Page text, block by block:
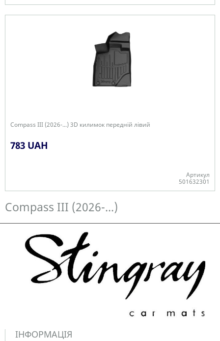
Compass III (2026-...) 3D килимок передній лівий
783 UAH
Артикул
501632301
Compass III (2026-...)
ІНФОРМАЦІЯ